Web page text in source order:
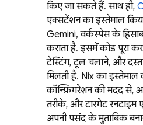
किए जा सकते हैं. साथ ही,
एक्सटेंशन का इस्तेमाल
Gemini, वर्कस्पेस के
कराता है. इसमें कोड पूरा
टेस्टिंग, टूल चलाने, और
मिलती है. Nix का
कॉन्फ़िगरेशन की मदद से,
तरीके, और टारगेट रनटाइम
अपनी पसंद के मुताबिक